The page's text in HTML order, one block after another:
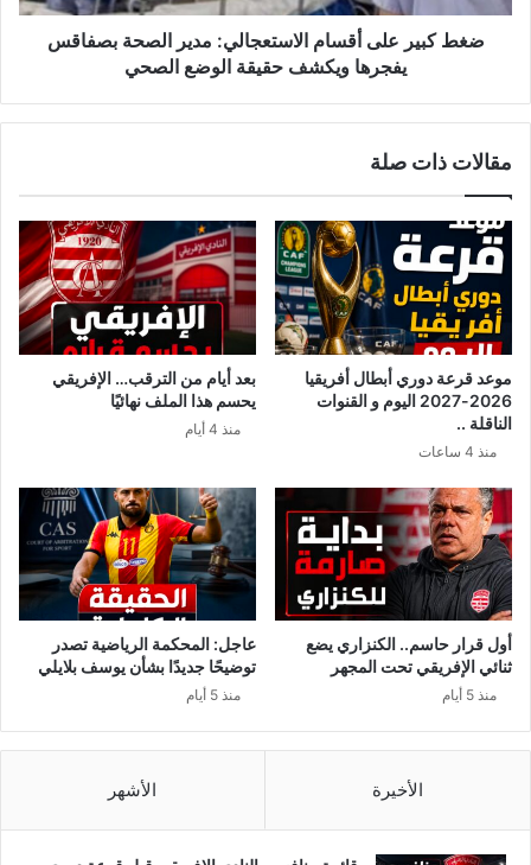
يفجرها
ويكشفضغط كبير على أقسام الاستعجالي: مدير الصحة بصفاقس
يفجرها ويكشف حقيقة الوضع الصحي
مقالات ذات صلة
موعد قرعة دوري أبطال أفريقيا
2026-2027 اليوم و القنوات
الناقلة ..
منذ 4 ساعات
بعد أيام من الترقب… الإفريقي
يحسم هذا الملف نهائيًا
منذ 4 أيام
أول قرار حاسم.. الكنزاري يضع
ثنائي الإفريقي تحت المجهر
منذ 5 أيام
عاجل: المحكمة الرياضية تصدر
توضيحًا جديدًا بشأن يوسف بلايلي
منذ 5 أيام
الأخيرة الأشهر